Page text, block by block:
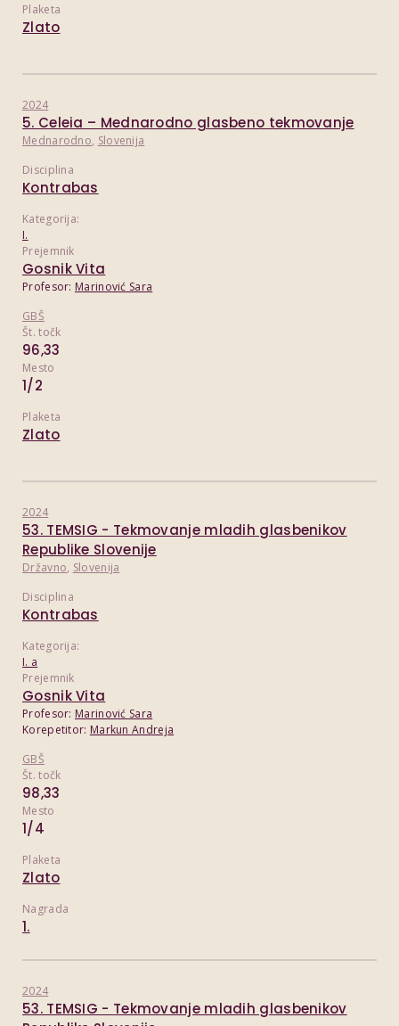
Plaketa
Zlato
2024
5. Celeia – Mednarodno glasbeno tekmovanje
Mednarodno, Slovenija
Disciplina
Kontrabas
Kategorija:
I.
Prejemnik
Gosnik Vita
Profesor: Marinović Sara
GBŠ
Št. točk
96,33
Mesto
1/2
Plaketa
Zlato
2024
53. TEMSIG - Tekmovanje mladih glasbenikov
Republike Slovenije
Državno, Slovenija
Disciplina
Kontrabas
Kategorija:
I. a
Prejemnik
Gosnik Vita
Profesor: Marinović Sara
Korepetitor: Markun Andreja
GBŠ
Št. točk
98,33
Mesto
1/4
Plaketa
Zlato
Nagrada
1.
2024
53. TEMSIG - Tekmovanje mladih glasbenikov